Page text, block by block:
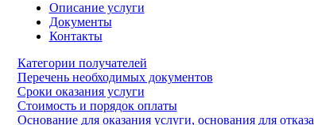
Описание услуги
Документы
Контакты
Категории получателей
Перечень необходимых документов
Сроки оказания услуги
Стоимость и порядок оплаты
Основание для оказания услуги, основания для отказа